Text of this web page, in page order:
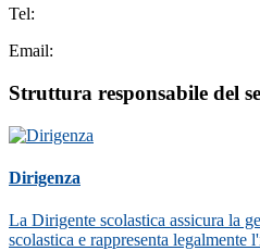
Tel:
Email:
Struttura responsabile del
Dirigenza
La Dirigente scolastica assicura la
scolastica e rappresenta legalmente